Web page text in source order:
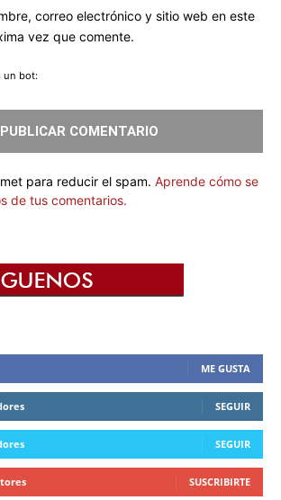
correo electrónico y sitio web en este
vez que comente.
un bot:
para reducir el spam. Aprende cómo se
de tus comentarios.
ME GUSTA
SEGUIR
SEGUIR
SUSCRIBIRTE